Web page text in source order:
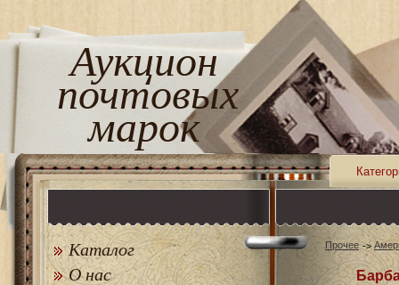
Аукцион
почтовых
марок
Каталог
О нас
Прочее